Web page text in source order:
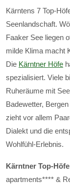
Kärntens 7 Top-
Seenlandschaft.
Faaker See liegen
milde Klima macht
Die Kärntner Höfe
spezialisiert. Viele
Ruheräume mit
Badewetter,
zieht vor allem
Dialekt und die
Wohlfühl-Erlebnis.
Kärntner Top-
apartments**** &